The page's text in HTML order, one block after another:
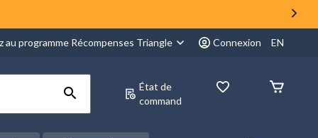
au programme Récompenses Triangle Connexion EN
État de
command